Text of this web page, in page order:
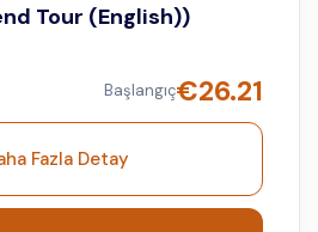
Tour (English))
Başlangıç€26.21
Fazla Detay